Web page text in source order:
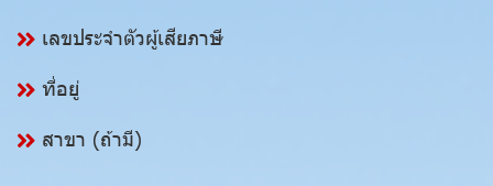
เลขประจำตัวผู้เสียภาษี
ที่อยู่
สาขา (ถ้ามี)